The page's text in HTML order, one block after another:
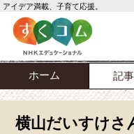
アイデア満載、子育て応援。
ホーム 記
横山だいすけさ